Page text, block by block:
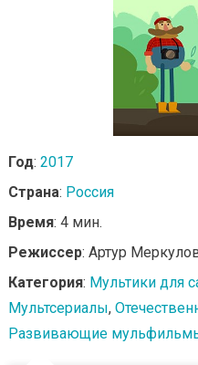
Год: 2017
Страна: Россия
Время: 4 мин.
Режиссер: Артур
Категория: Мультики для
Мультсериалы,
Развивающие